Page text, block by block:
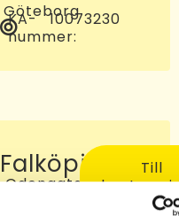
Göteborg
KA-
nummer:
10073230
Falköping
Odengatan
Till